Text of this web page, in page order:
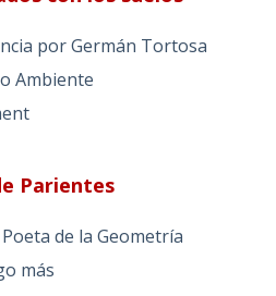
por Germán Tortosa
Ambiente
Parientes
de la Geometría
más